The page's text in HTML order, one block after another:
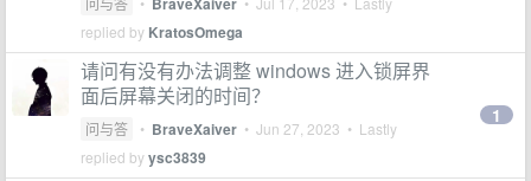
replied by KratosOmega
请问有没有办法调整 windows 进入锁屏界
面后屏幕关闭的时间？
问与答 • BraveXaiver • Jun 27, 2023 • Lastly
replied byysc3839
1